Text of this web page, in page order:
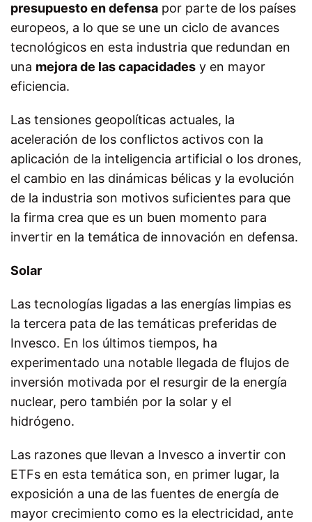
presupuesto en defensa por parte de los países
europeos, a lo que se une un ciclo de avances
tecnológicos en esta industria que redundan en
una mejora de las capacidades y en mayor
eficiencia.
Las tensiones geopolíticas actuales, la
aceleración de los conflictos activos con la
aplicación de la inteligencia artificial o los drones,
el cambio en las dinámicas bélicas y la evolución
de la industria son motivos suficientes para que
la firma crea que es un buen momento para
invertir en la temática de innovación en defensa.
Solar
Las tecnologías ligadas a las energías limpias es
la tercera pata de las temáticas preferidas de
Invesco. En los últimos tiempos, ha
experimentado una notable llegada de flujos de
inversión motivada por el resurgir de la energía
nuclear, pero también por la solar y el
hidrógeno.
Las razones que llevan a Invesco a invertir con
ETFs en esta temática son, en primer lugar, la
exposición a una de las fuentes de energía de
mayor crecimiento como es la electricidad, ante